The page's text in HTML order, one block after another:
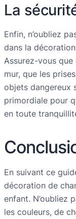
La
Enfin, n’oubliez
dans la
Assurez-vous
mur, que les
objets dangereux
primordiale pour
en toute
En suivant ce
décoration de
enfant. N’oubliez
les couleurs, de